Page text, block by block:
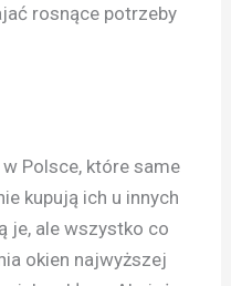
rosnące potrzeby
Polsce, które same
kupują ich u innych
je, ale wszystko co
okien najwyższej